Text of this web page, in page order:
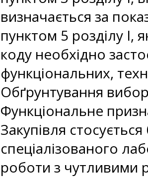
визначається за
пунктом 5 розділу І,
коду необхідно
функціональних,
Обґрунтування
Функціональне
Закупівля
спеціалізованого
роботи з чутливими